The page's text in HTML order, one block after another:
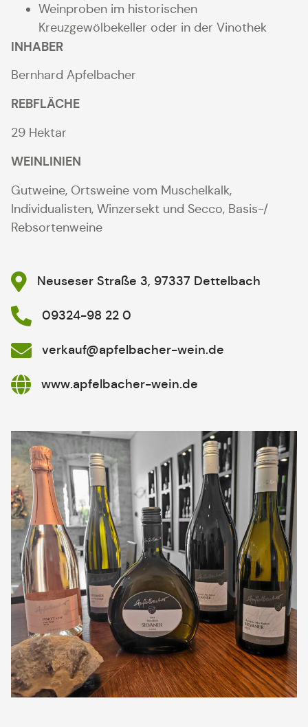
Weinproben im historischen
Kreuzgewölbekeller oder in der Vinothek
INHABER
Bernhard Apfelbacher
REBFLÄCHE
29 Hektar
WEINLINIEN
Gutweine, Ortsweine vom Muschelkalk,
Individualisten, Winzersekt und Secco, Basis-/
Rebsortenweine
Neuseser Straße 3, 97337 Dettelbach
09324-98 22 0
verkauf@apfelbacher-wein.de
www.apfelbacher-wein.de